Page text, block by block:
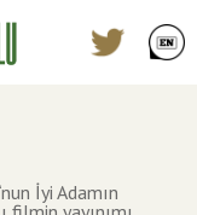
İyi Adamın